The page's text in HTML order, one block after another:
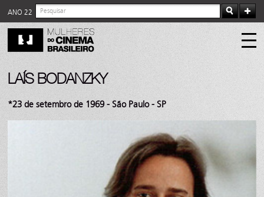
ANO 22
LAÍS BODANZKY
*23 de setembro de 1969 - São Paulo - SP